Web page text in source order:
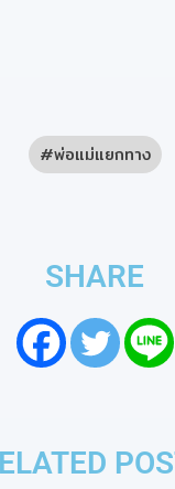
พ่อแม่แยกทาง
SHARE